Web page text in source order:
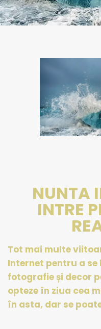
NUNTA
INTRE
Tot mai multe
Internet pentru a
fotografie și decor
opteze în ziua cea
în asta, dar se